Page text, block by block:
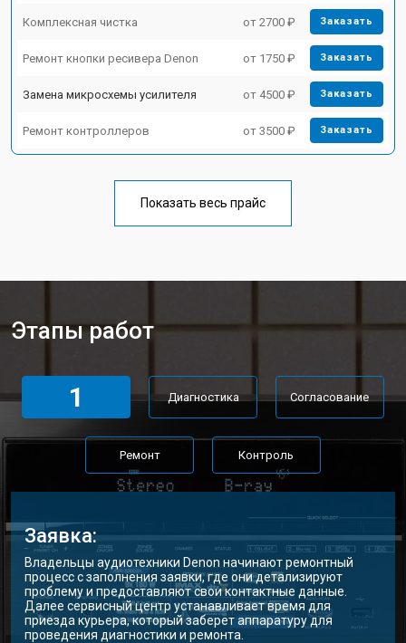
Комплексная чистка от 2700 ₽ Заказать
Ремонт кнопки ресивера Denon от 1750 ₽ Заказать
Замена микросхемы усилителя от 4500 ₽ Заказать
Ремонт контроллеров от 3500 ₽ Заказать
Показать весь прайс
Этапы работ
1 Диагностика Согласование
Ремонт Контроль
Заявка:
Владельцы аудиотехники Denon начинают ремонтный
процесс с заполнения заявки, где они детализируют
проблему и предоставляют свои контактные данные.
Далее сервисный центр устанавливает время для
приезда курьера, который заберет аппаратуру для
проведения диагностики и ремонта.